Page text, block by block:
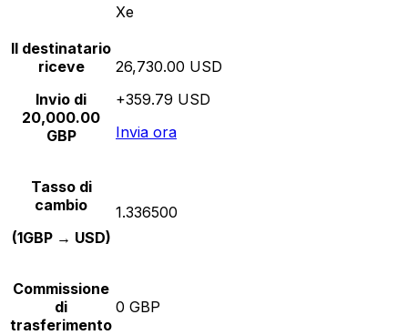
Xe
Il destinatario
riceve
Invio di
20,000.00
GBP
26,730.00 USD
+359.79 USD
Invia ora
Tasso di
cambio
(1GBP → USD)
1.336500
Commissione
di
trasferimento
0 GBP